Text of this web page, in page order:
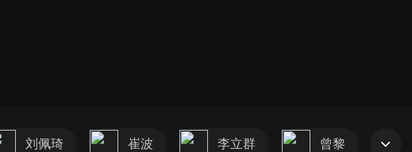
刘佩琦 崔波 李立群 曾黎